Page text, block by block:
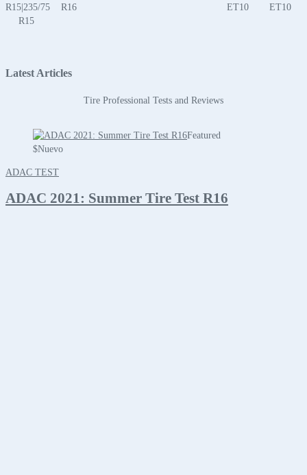
R15|235/75
R15
R16 ET10 ET10
Latest Articles
Tire Professional Tests and Reviews
Featured
$Nuevo
ADAC TEST
ADAC 2021: Summer Tire Test R16